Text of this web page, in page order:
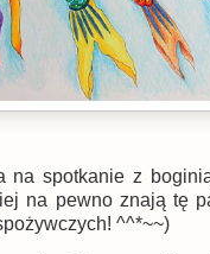
na spotkanie z
na pewno znają tę
^^*~~)